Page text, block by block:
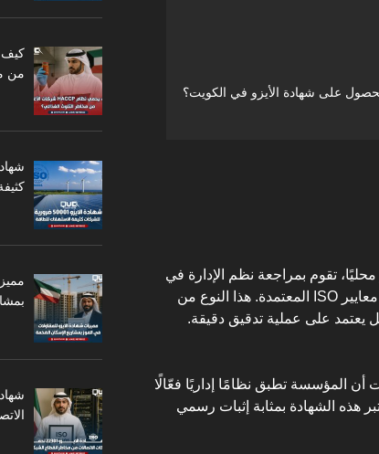
على شهادة الأيزو في الكويت؟
تقوم بمراجعة نظم الإدارة في
المؤسسات وتمنحها شهادة تثبت توافقها مع معايير ISO المعتمدة. هذا النوع من
يعتمد على عملية تدقيق دقيقة.
أن المؤسسة تطبق نظامًا إداريًا فعّالًا
هذه الشهادة بمثابة إثبات رسمي
من